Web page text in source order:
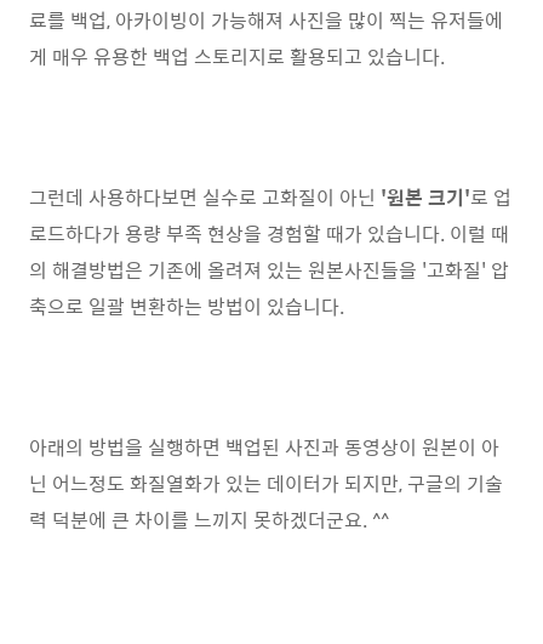
료를 백업, 아카이빙이 가능해져 사진을 많이 찍는 유저들에
게 매우 유용한 백업 스토리지로 활용되고 있습니다.
그런데 사용하다보면 실수로 고화질이 아닌 '원본 크기'로 업
로드하다가 용량 부족 현상을 경험할 때가 있습니다. 이럴 때
의 해결방법은 기존에 올려져 있는 원본사진들을 '고화질' 압
축으로 일괄 변환하는 방법이 있습니다.
아래의 방법을 실행하면 백업된 사진과 동영상이 원본이 아
닌 어느정도 화질열화가 있는 데이터가 되지만, 구글의 기술
력 덕분에 큰 차이를 느끼지 못하겠더군요. ^^